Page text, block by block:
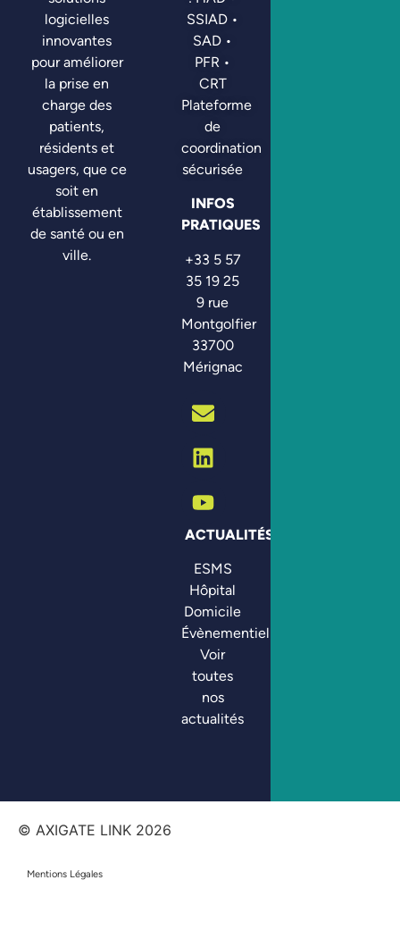
logicielles
innovantes
pour améliorer
la prise en
charge des
patients,
résidents et
usagers, que ce
soit en
établissement
de santé ou en
ville.
SSIAD •
SAD •
PFR •
CRT
Plateforme
de
coordination
sécurisée
INFOS
PRATIQUES
+33 5 57
35 19 25
9 rue
Montgolfier
33700
Mérignac
ACTUALITÉS
ESMS
Hôpital
Domicile
Évènementiel
Voir
toutes
nos
actualités
© AXIGATE LINK 2026
Mentions Légales